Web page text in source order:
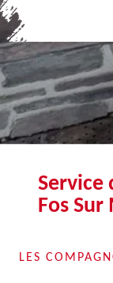
Service
Fos Sur
LES